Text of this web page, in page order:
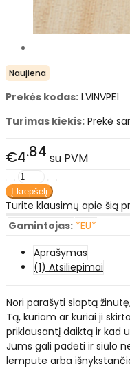
Naujiena
Prekės kodas: LVINVPE1
Turimas kiekis: Prekė
€4 84 su PVM
Turite klausimų apie šią
Gamintojas: *EU*
Aprašymas
(1) Atsiliepimai
Nori parašyti slaptą
Tą, kuriam ar kuriai ji
priklausantį daiktą ir kad
Jums gali padėti ir siūlo
lempute arba